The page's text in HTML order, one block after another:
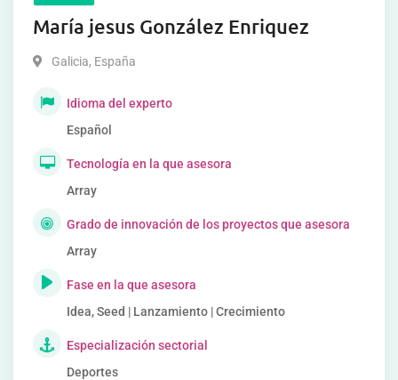
María jesus González Enriquez
Galicia, España
Idioma del experto
Español
Tecnología en la que asesora
Array
Grado de innovación de los proyectos que asesora
Array
Fase en la que asesora
Idea, Seed | Lanzamiento | Crecimiento
Especialización sectorial
Deportes